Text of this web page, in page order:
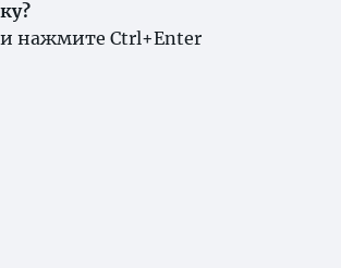
нажмите Ctrl+Enter